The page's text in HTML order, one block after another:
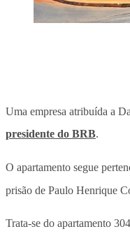
Uma empresa atribuída a
presidente do BRB.
O apartamento segue
prisão de Paulo Henrique
Trata-se do apartamento